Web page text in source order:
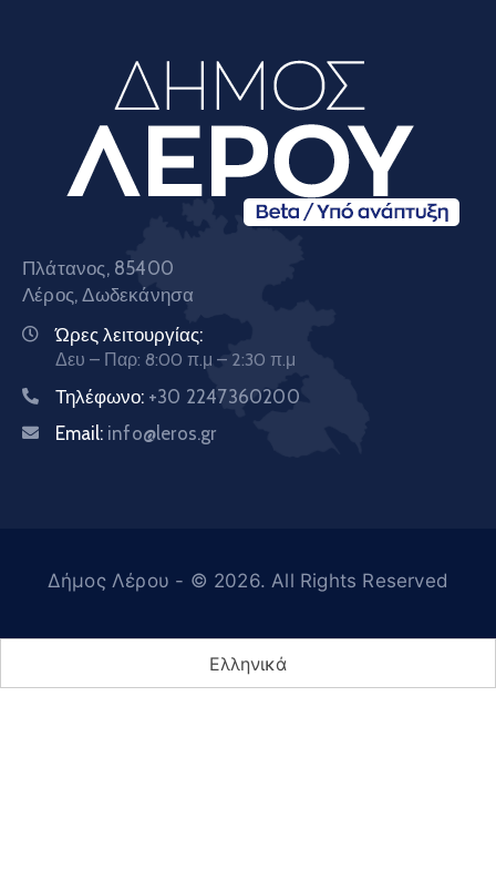
Πλάτανος, 85400
Λέρος, Δωδεκάνησα
Ώρες λειτουργίας:
Δευ – Παρ: 8:00 π.μ – 2:30 π.μ
Τηλέφωνο: +30 2247360200
Email: info@leros.gr
Δήμος Λέρου - © 2026. All Rights Reserved
Ελληνικά